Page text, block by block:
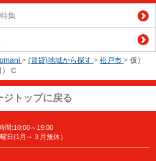
集
> (賃貸)地域から探す > 松戸市 > 仮）
C
ジトップに戻る
間:10:00～19:00
日(1月～３月無休）